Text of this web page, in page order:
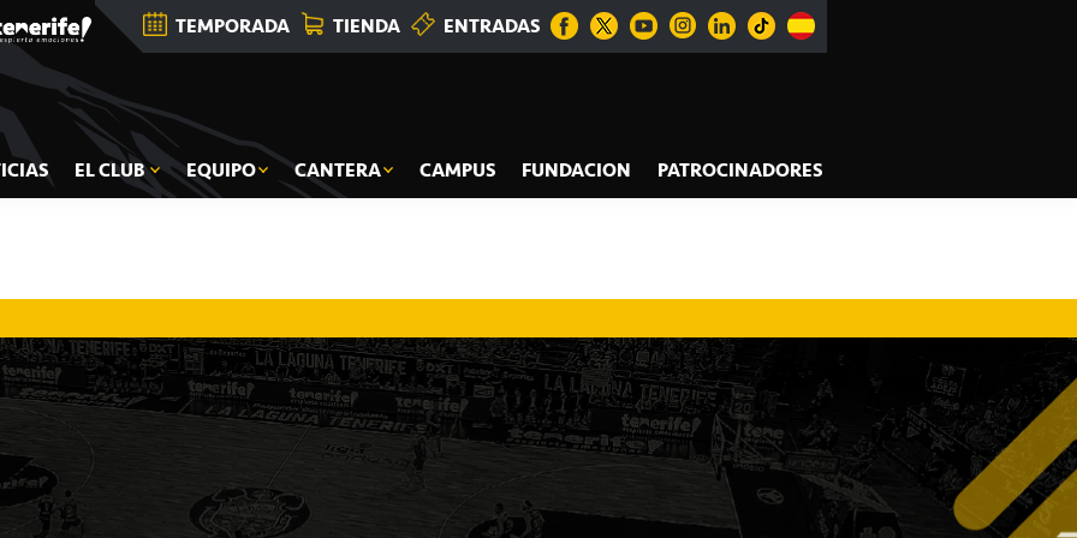
TEMPORADA TIENDA ENTRADAS
EL CLUB EQUIPO CANTERA CAMPUS FUNDACION
PATROCINADORES